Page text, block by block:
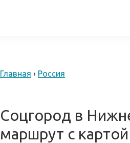
Главная › Россия
Соцгород в
маршрут с картой